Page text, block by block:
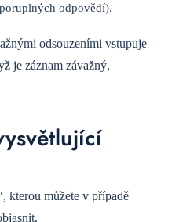
odpovědí).
odsouzeními vstupuje
je záznam závažný,
kterou můžete v případě